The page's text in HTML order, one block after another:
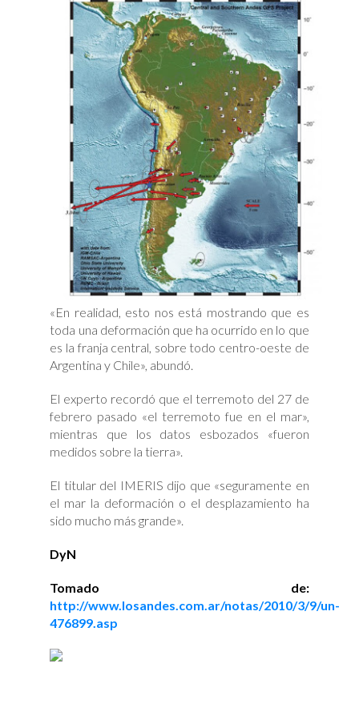
«En realidad, esto nos está mostrando que es
toda una deformación que ha ocurrido en lo que
es la franja central, sobre todo centro-oeste de
Argentina y Chile», abundó.
El experto recordó que el terremoto del 27 de
febrero pasado «el terremoto fue en el mar»,
mientras que los datos esbozados «fueron
medidos sobre la tierra».
El titular del IMERIS dijo que «seguramente en
el mar la deformación o el desplazamiento ha
sido mucho más grande».
DyN
Tomado de:
http://www.losandes.com.ar/notas/2010/3/9/un-
476899.asp